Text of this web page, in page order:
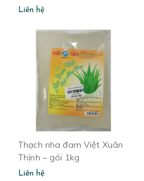
Liên hệ
Thạch nha đam Việt Xuân
Thịnh – gói 1kg
Liên hệ